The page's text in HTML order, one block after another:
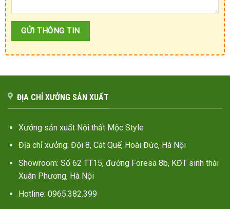
ĐỊA CHỈ XƯỞNG SẢN XUẤT
Xưởng sản xuất Nội thất Mộc Style
Địa chỉ xưởng: Đội 8, Cát Quế, Hoài Đức, Hà Nội
Showroom: Số 62 TT15, đường Foresa 8b, KĐT sinh thái
Xuân Phương, Hà Nội
Hotline: 0965.382.399